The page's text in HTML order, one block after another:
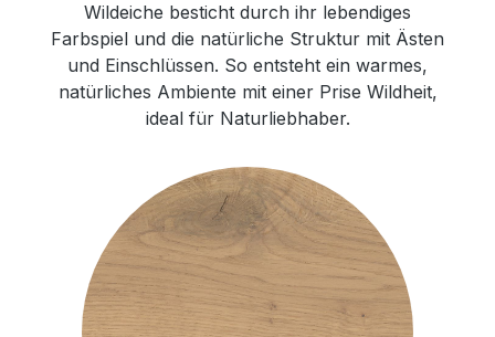
Wildeiche besticht durch ihr lebendiges
Farbspiel und die natürliche Struktur mit Ästen
und Einschlüssen. So entsteht ein warmes,
natürliches Ambiente mit einer Prise Wildheit,
ideal für Naturliebhaber.